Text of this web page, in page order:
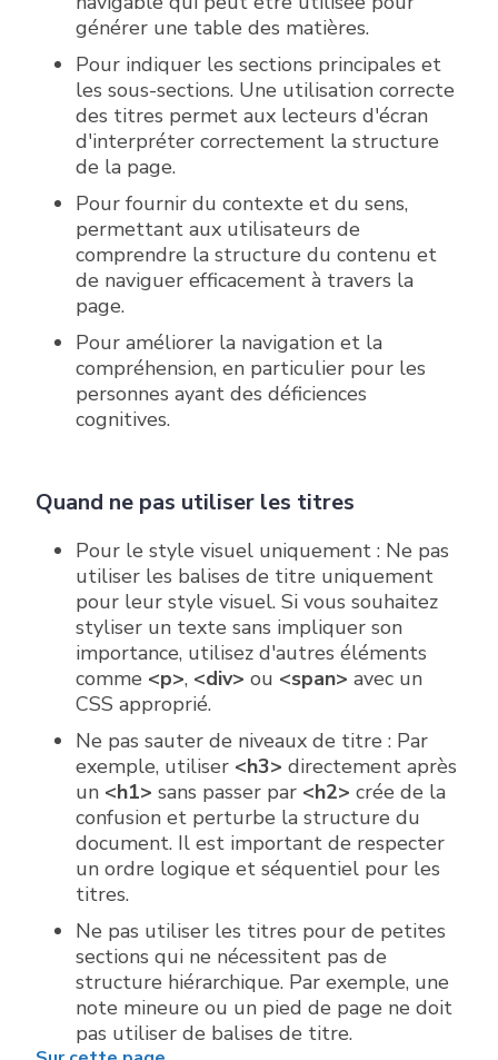
générer une table des matières.
Pour indiquer les sections principales et
les sous-sections. Une utilisation correcte
des titres permet aux lecteurs d'écran
d'interpréter correctement la structure
de la page.
Pour fournir du contexte et du sens,
permettant aux utilisateurs de
comprendre la structure du contenu et
de naviguer efficacement à travers la
page.
Pour améliorer la navigation et la
compréhension, en particulier pour les
personnes ayant des déficiences
cognitives.
Quand ne pas utiliser les titres
Pour le style visuel uniquement : Ne pas
utiliser les balises de titre uniquement
pour leur style visuel. Si vous souhaitez
styliser un texte sans impliquer son
importance, utilisez d'autres éléments
comme <p>, <div> ou <span> avec un
CSS approprié.
Ne pas sauter de niveaux de titre : Par
exemple, utiliser <h3> directement après
un <h1> sans passer par <h2> crée de la
confusion et perturbe la structure du
document. Il est important de respecter
un ordre logique et séquentiel pour les
titres.
Ne pas utiliser les titres pour de petites
sections qui ne nécessitent pas de
structure hiérarchique. Par exemple, une
note mineure ou un pied de page ne doit
pas utiliser de balises de titre.